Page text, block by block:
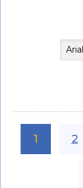
1 2